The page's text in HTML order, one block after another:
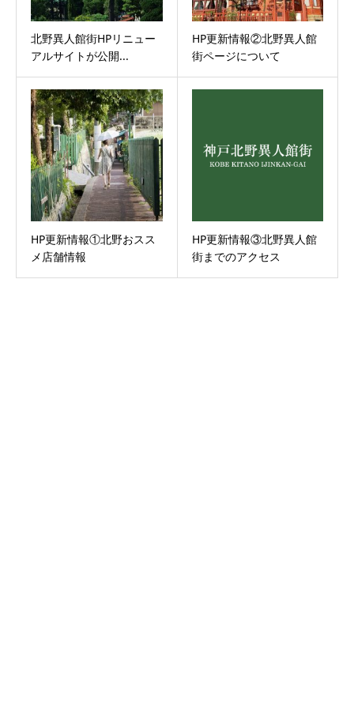
北野異人館街HPリニュー
アルサイトが公開...
HP更新情報②北野異人館
街ページについて
HP更新情報①北野おスス
メ店舗情報
HP更新情報③北野異人館
街までのアクセス